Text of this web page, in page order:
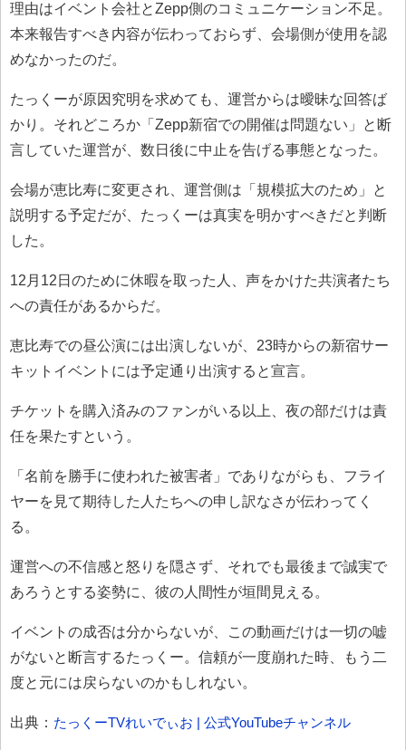
理由はイベント会社とZepp側のコミュニケーション不足。
本来報告すべき内容が伝わっておらず、会場側が使用を認
めなかったのだ。
たっくーが原因究明を求めても、運営からは曖昧な回答ば
かり。それどころか「Zepp新宿での開催は問題ない」と断
言していた運営が、数日後に中止を告げる事態となった。
会場が恵比寿に変更され、運営側は「規模拡大のため」と
説明する予定だが、たっくーは真実を明かすべきだと判断
した。
12月12日のために休暇を取った人、声をかけた共演者たち
への責任があるからだ。
恵比寿での昼公演には出演しないが、23時からの新宿サー
キットイベントには予定通り出演すると宣言。
チケットを購入済みのファンがいる以上、夜の部だけは責
任を果たすという。
「名前を勝手に使われた被害者」でありながらも、フライ
ヤーを見て期待した人たちへの申し訳なさが伝わってく
る。
運営への不信感と怒りを隠さず、それでも最後まで誠実で
あろうとする姿勢に、彼の人間性が垣間見える。
イベントの成否は分からないが、この動画だけは一切の嘘
がないと断言するたっくー。信頼が一度崩れた時、もう二
度と元には戻らないのかもしれない。
出典： たっくーTVれいでぃお | 公式YouTubeチャンネル